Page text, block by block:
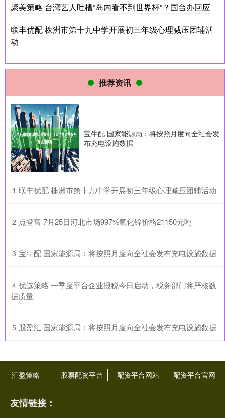
聚美策略 台湾艺人吐槽“岛内看不到世界杯”？国台办回应
联丰优配 株洲市第十九中学开展初三年级心理减压团辅活
动
推荐资讯
宝牛配 国家能源局：将按照月度向全社会发
布充电设施数据
1 ​联丰优配 株洲市第十九中学开展初三年级心理减压团辅活动
2 ​点登富 7月25日河北市场997%氧化锌价格21150元吨
3 ​宝牛配 国家能源局：将按照月度向全社会发布充电设施数据
4 ​优选策略 一季度平台企业报税今日启动，税务部门将严核数
据质量
5 ​股盈汇 国家能源局：将按照月度向全社会发布充电设施数据
汇盈策略 股票配资平台 配资平台网站 配资平台官网
友情链接：